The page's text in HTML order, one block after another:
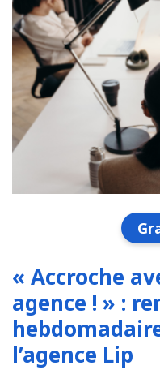
« Accroche
agence ! » :
l’agence Lip